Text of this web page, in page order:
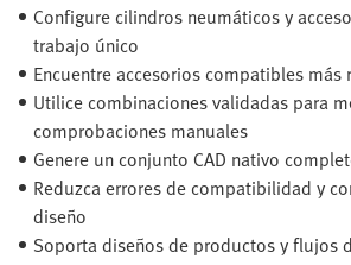
Configure cilindros neumáticos y
trabajo único
Encuentre accesorios compatibles más
Utilice combinaciones validadas para
comprobaciones manuales
Genere un conjunto CAD nativo
Reduzca errores de compatibilidad y
diseño
Soporta diseños de productos y flujos